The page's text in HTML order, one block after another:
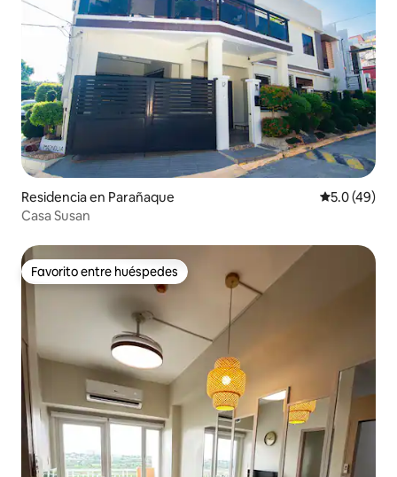
Residencia en Parañaque Calificación
5.0 (49)
Casa Susan
Favorito entre huéspedes
Favorito entre huéspedes